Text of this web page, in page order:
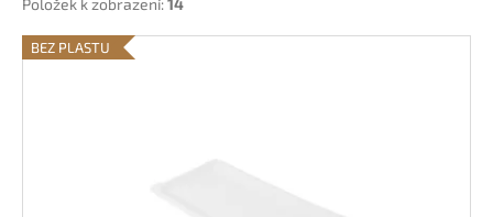
Položek k zobrazení:14
V
BEZ PLASTU